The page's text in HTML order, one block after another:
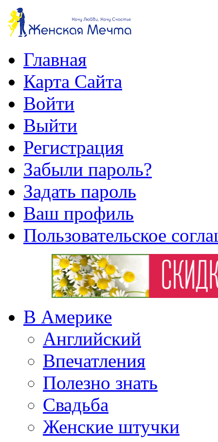
Главная
Карта Сайта
Войти
Выйти
Регистрация
Забыли пароль?
Задать пароль
Ваш профиль
Пользовательское
В Америке
Английский
Впечатления
Полезно знать
Свадьба
Женские штучки